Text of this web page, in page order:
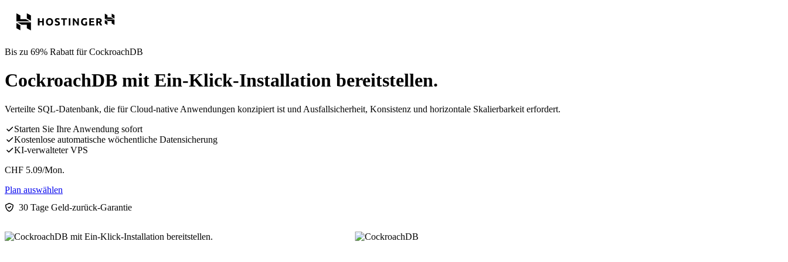
Bis zu 69% Rabatt für CockroachDB
CockroachDB mit Ein-Klick-Installation bereitstellen.
Verteilte SQL-Datenbank, die für Cloud-native Anwendungen konzipiert ist und Ausfallsicherheit, Konsistenz und horizontale Skalierbarkeit erfordert.
Starten Sie Ihre Anwendung sofort
Kostenlose automatische wöchentliche Datensicherung
KI-verwalteter VPS
CHF 5.09/Mon.
Plan auswählen
30 Tage Geld-zurück-Garantie